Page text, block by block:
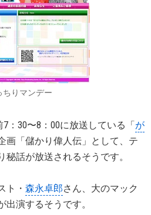
ちりマンデー
：30〜8：00に放送している「が
画「儲かり偉人伝」として、テ
秘話が放送されるそうです。
ト・ 森永卓郎さん、大のマック
出演するそうです。